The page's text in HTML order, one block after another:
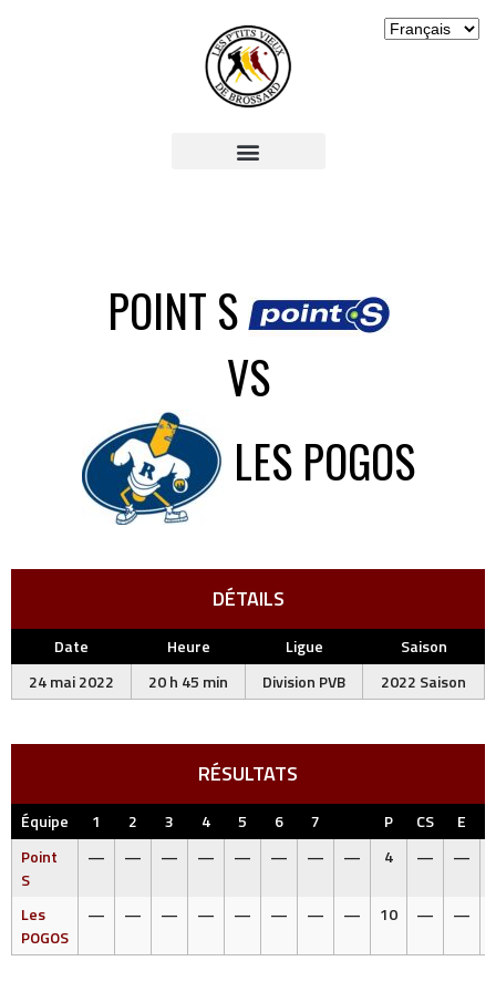
POINT S
VS
LES POGOS
DÉTAILS
Date Heure Ligue
Saison
24 mai 2022
20 h 45 min Division PVB 2022 Saison
RÉSULTATS
Équipe 1 2 3 4 5 6 7 P CS E
Point
S
— — — — — — — — 4 — —
Les
POGOS
— — — — — — — — 10 — —